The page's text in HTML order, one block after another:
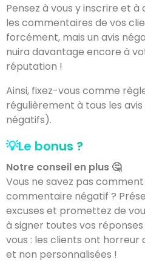
Pensez à vous y inscrire et
les commentaires de vos
forcément, mais un avis
nuira davantage encore à
réputation !
Ainsi, fixez-vous comme
régulièrement à tous les
négatifs).
💡Le bonus ?
Notre conseil en plus 🤔
Vous ne savez pas
commentaire négatif ?
excuses et promettez de
à signer toutes vos
vous : les clients ont horreur
et non personnalisées !